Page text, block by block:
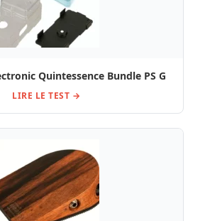
Quintessence Bundle PS G
LIRE LE TEST →